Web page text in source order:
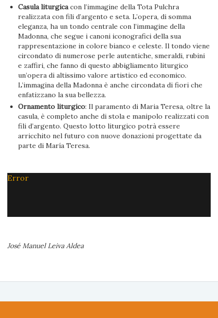
Casula liturgicacon l’immagine della Tota Pulchra
realizzata con fili d’argento e seta. L’opera, di somma
eleganza, ha un tondo centrale con l’immagine della
Madonna, che segue i canoni iconografici della sua
rappresentazione in colore bianco e celeste. Il tondo viene
circondato di numerose perle autentiche, smeraldi, rubini
e zaffiri, che fanno di questo abbigliamento liturgico
un’opera di altissimo valore artistico ed economico.
L’immagina della Madonna è anche circondata di fiori che
enfatizzano la sua bellezza.
Ornamento liturgico: Il paramento di Maria Teresa, oltre la
casula, è completo anche di stola e manipolo realizzati con
fili d’argento. Questo lotto liturgico potrà essere
arricchito nel futuro con nuove donazioni progettate da
parte di María Teresa.
Error
José Manuel Leiva Aldea